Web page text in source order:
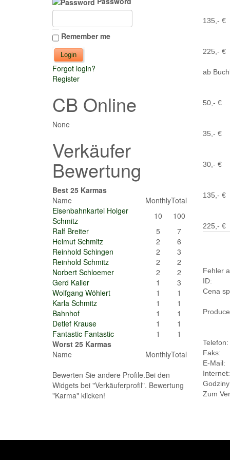
Remember me
Forgot login?
Register
CB Online
None
Verkäufer
Bewertung
Best 25 Karmas
Name
MonthlyTotal
Eisenbahnkartei Holger
Schmitz
10
100
Ralf Breiter
5
7
Helmut Schmitz
2
6
Reinhold Schingen
2
3
Reinhold Schmitz
2
2
Norbert Schloemer
2
2
Gerd Kaller
1
3
Wolfgang Wöhlert
1
1
Karla Schmitz
1
1
Bahnhof
1
1
Detlef Krause
1
1
Fantastic Fantastic
1
1
Worst 25 Karmas
Name
MonthlyTotal
Bewerten Sie andere Profile.Bei den
Widgets bei "Verkäuferprofil". Bewertung
"Karma" klicken!
135,- €
225,- €
ab
50,- €
35,- €
30,- €
135,- €
225,- €
Fehler
ID:
Cena
Telefon:
Faks:
E-Mail:
Internet:
Zum